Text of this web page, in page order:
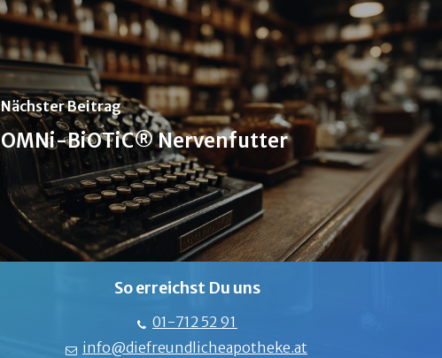
Nächster Beitrag
OMNi-BiOTiC® Nervenfutter
So erreichst Du uns
01-712 52 91
info@diefreundlicheapotheke.at